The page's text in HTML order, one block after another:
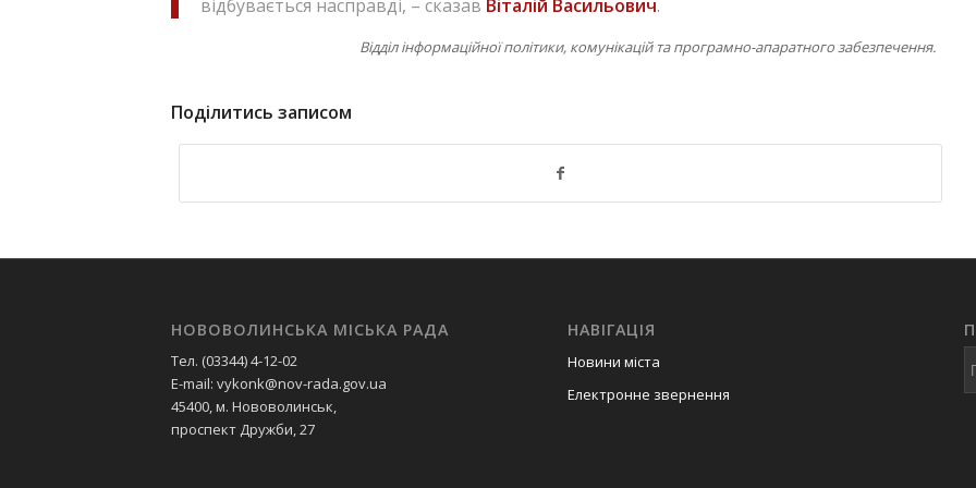
відбувається насправді, – сказав Віталій Васильович.
Відділ інформаційної політики, комунікацій та програмно-апаратного забезпечення.
Поділитись записом
НОВОВОЛИНСЬКА МІСЬКА РАДА
Тел. (03344) 4-12-02
E-mail: vykonk@nov-rada.gov.ua
45400, м. Нововолинськ,
проспект Дружби, 27
НАВІГАЦІЯ
Новини міста
Електронне звернення